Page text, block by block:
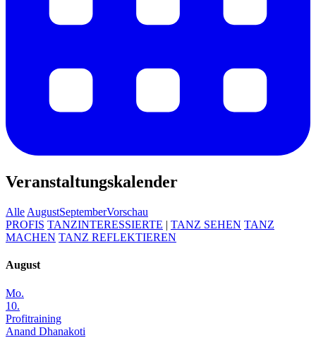
Veranstaltungskalender
Alle AugustSeptemberVorschau
PROFIS TANZINTERESSIERTE | TANZ SEHEN TANZ
MACHEN TANZ REFLEKTIEREN
August
Mo.
10.
Profitraining
Anand Dhanakoti